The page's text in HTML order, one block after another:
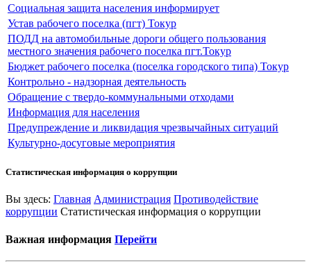
Социальная защита населения информирует
Устав рабочего поселка (пгт) Токур
ПОДД на автомобильные дороги общего пользования
местного значения рабочего поселка пгт.Токур
Бюджет рабочего поселка (поселка городского типа) Токур
Контрольно - надзорная деятельность
Обращение с твердо-коммунальными отходами
Информация для населения
Предупреждение и ликвидация чрезвычайных ситуаций
Культурно-досуговые мероприятия
Статистическая информация о коррупции
Вы здесь: Главная Администрация Противодействие
коррупции Статистическая информация о коррупции
Важная информация Перейти